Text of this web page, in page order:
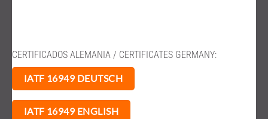
CERTIFICADOS ALEMANIA / CERTIFICATES GERMANY:
IATF 16949 DEUTSCH
IATF 16949 ENGLISH